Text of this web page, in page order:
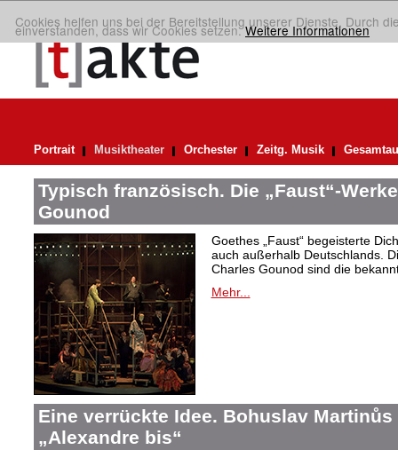
Cookies helfen uns bei der Bereitstellung unserer Dienste. Durch
einverstanden, dass wir Cookies setzen.Weitere Informationen
Portrait Musiktheater Orchester Zeitg. Musik
Typisch französisch. Die „Faust“-
Gounod
Goethes „Faust“ begeisterte
auch außerhalb Deutschlands.
Charles Gounod sind die
Mehr...
Eine verrückte Idee. Bohuslav
„Alexandre bis“